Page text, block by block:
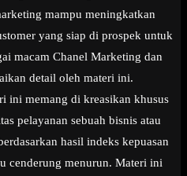
mampu meningkatkan
yang siap di prospek untuk
macam Chanel Marketing dan
detail oleh materi ini.
ini memang di kreasikan khusus
pelayanan sebuah bisnis atau
hasil indeks kepuasan
cenderung menurun. Materi ini